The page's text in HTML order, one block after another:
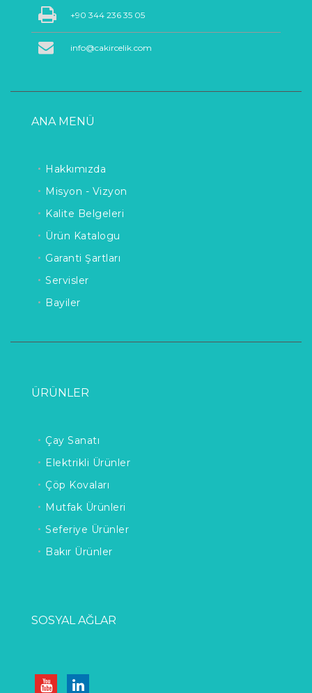
+90 344 236 35 05
info@cakircelik.com
ANA MENÜ
Hakkımızda
Misyon - Vizyon
Kalite Belgeleri
Ürün Katalogu
Garanti Şartları
Servisler
Bayiler
ÜRÜNLER
Çay Sanatı
Elektrikli Ürünler
Çöp Kovaları
Mutfak Ürünleri
Seferiye Ürünler
Bakır Ürünler
SOSYAL AĞLAR